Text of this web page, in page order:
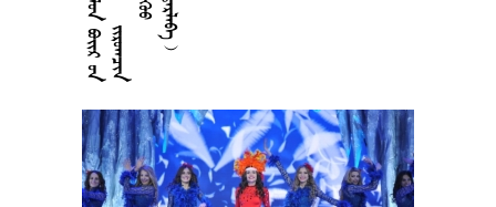










































